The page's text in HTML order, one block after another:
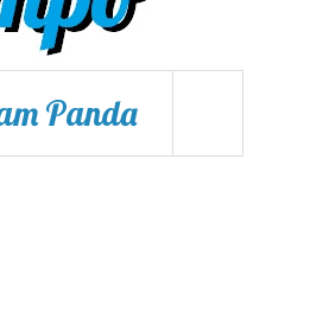
Panda